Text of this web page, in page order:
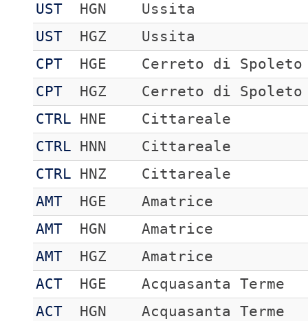
UST
HGN
Ussita
UST
HGZ
Ussita
CPT
HGE
Cerreto di Spoleto
CPT
HGZ
Cerreto di Spoleto
CTRL
HNE
Cittareale
CTRL
HNN
Cittareale
CTRL
HNZ
Cittareale
AMT
HGE
Amatrice
AMT
HGN
Amatrice
AMT
HGZ
Amatrice
ACT
HGE
Acquasanta Terme
ACT
HGN
Acquasanta Terme